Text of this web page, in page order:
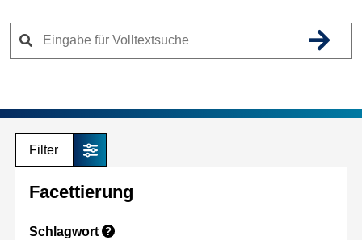
Filter
Facettierung
Schlagwort ?